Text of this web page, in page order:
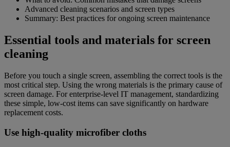
Advanced cleaning scenarios and screen types
Summary: Best practices for ongoing screen maintenance
Essential tools and materials for screen
cleaning
Before you touch a single screen, assembling the correct tools is the
most critical step. Using the wrong materials is the primary cause of
screen damage. For enterprise-level IT management, standardizing
these simple, low-cost items can save significantly on hardware
replacement costs.
Use high-quality microfiber cloths